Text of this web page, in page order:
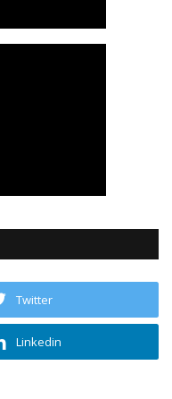
Twitter
Linkedin